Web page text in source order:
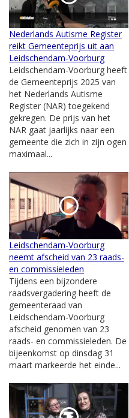
Nederlands Autisme Register
reikt Gemeenteprijs uit aan
Leidschendam-Voorburg
Leidschendam-Voorburg heeft
de Gemeenteprijs 2025 van
het Nederlands Autisme
Register (NAR) toegekend
gekregen. De prijs van het
NAR gaat jaarlijks naar een
gemeente die zich in zijn ogen
maximaal...
Leidschendam-Voorburg
neemt afscheid van 23 raads-
en commissieleden
Tijdens een bijzondere
raadsvergadering heeft de
gemeenteraad van
Leidschendam-Voorburg
afscheid genomen van 23
raads- en commissieleden. De
bijeenkomst op dinsdag 31
maart markeerde het einde...